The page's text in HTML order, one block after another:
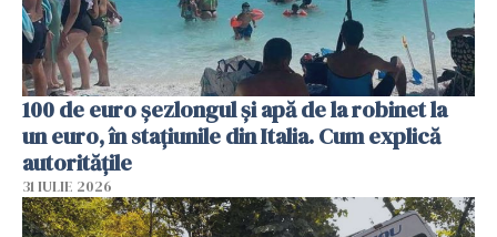
100 de euro șezlongul și apă de la robinet la
un euro, în stațiunile din Italia. Cum explică
autoritățile
31 IULIE 2026